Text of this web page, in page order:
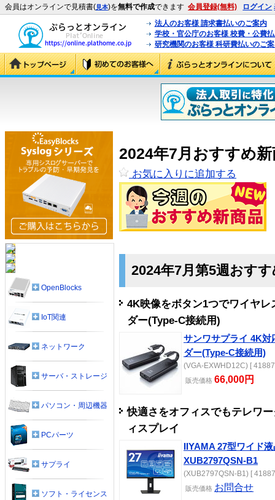
会員はオンラインで見積書(見本)を無料で作成できます 会員登録(無料) ログイン
法人のお客様 請求書払いのご案内
学校・官公庁のお客様 校費・公費
研究機関のお客様 科研費払いのご
2024年7月おすすめ
お気に入りに追加する
2024年7月第5週おす
4K映像をボタン1つでワイヤ
ダー(Type-C接続用)
サンワサプライ 4K対
ダー(Type-C接続用)
(VGA-EXWHD12C) [
販売価格 66,000円
快適さをオフィスでもテレワ
ィスプレイ
IIYAMA 27型ワイド
XUB2797QSN-B1
(XUB2797QSN-B1) [
販売価格 お問合せ
OpenBlocks
IoT関連
ネットワーク
サーバ・ストレージ
パソコン・周辺機器
PCパーツ
サプライ
ソフト・ライセンス